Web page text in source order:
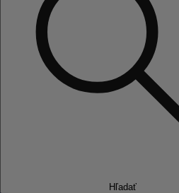
Hľadať